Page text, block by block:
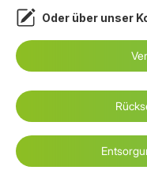
Oder über unser